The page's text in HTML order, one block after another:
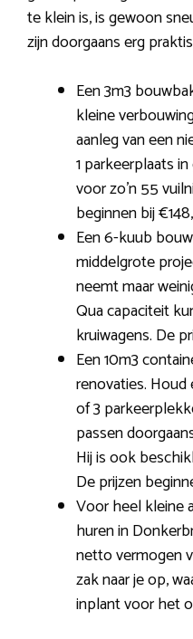
te klein is, is gewoon
zijn doorgaans erg
Een 3m3
kleine
aanleg van een
1 parkeerplaats
voor zo’n 55
beginnen bij
Een 6-kuub
middelgrote
neemt maar
Qua capaciteit
kruiwagens. De
Een 10m3
renovaties.
of 3
passen
Hij is ook
De prijzen
Voor heel kleine
huren in
netto vermogen
zak naar je op,
inplant voor het